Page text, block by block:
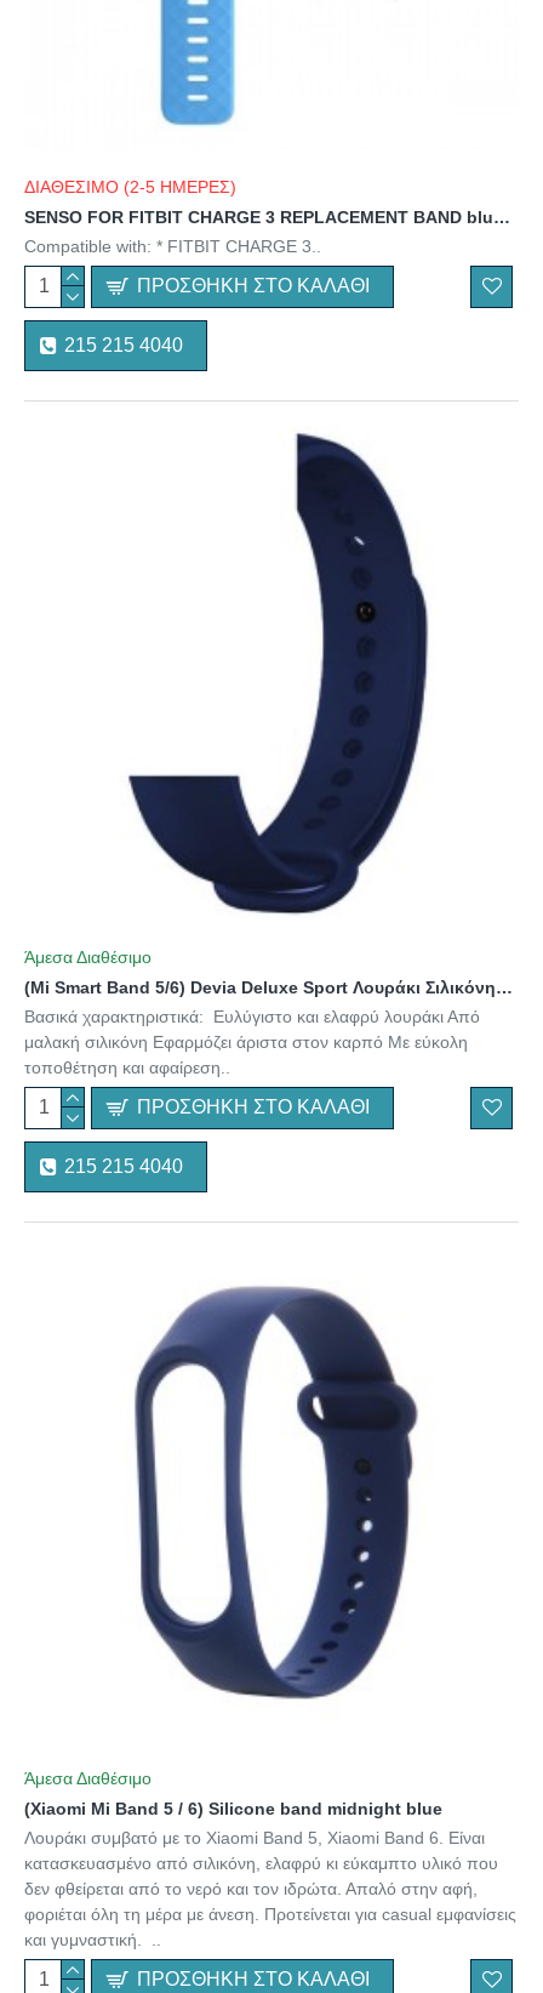
ΔΙΑΘΕΣΙΜΟ (2-5 ΗΜΕΡΕΣ)
SENSO FOR FITBIT CHARGE 3 REPLACEMENT BAND blue 133mm+92mm
Compatible with: * FITBIT CHARGE 3..
ΠΡΟΣΘΉΚΗ ΣΤΟ ΚΑΛΆΘΙ
215 215 4040
Άμεσα Διαθέσιμο
(Mi Smart Band 5/6) Devia Deluxe Sport Λουράκι Σιλικόνης με Pin Dark Blue
Βασικά χαρακτηριστικά: Ευλύγιστο και ελαφρύ λουράκι Από
μαλακή σιλικόνη Εφαρμόζει άριστα στον καρπό Με εύκολη
τοποθέτηση και αφαίρεση..
ΠΡΟΣΘΉΚΗ ΣΤΟ ΚΑΛΆΘΙ
215 215 4040
Άμεσα Διαθέσιμο
(Xiaomi Mi Band 5 / 6) Silicone band midnight blue
Λουράκι συμβατό με το Xiaomi Band 5, Xiaomi Band 6. Είναι
κατασκευασμένο από σιλικόνη, ελαφρύ κι εύκαμπτο υλικό που
δεν φθείρεται από το νερό και τον ιδρώτα. Απαλό στην αφή,
φοριέται όλη τη μέρα με άνεση. Προτείνεται για casual εμφανίσεις
και γυμναστική. ..
ΠΡΟΣΘΉΚΗ ΣΤΟ ΚΑΛΆΘΙ